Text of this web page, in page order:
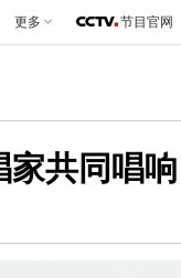
更多 节目官网
家共同唱